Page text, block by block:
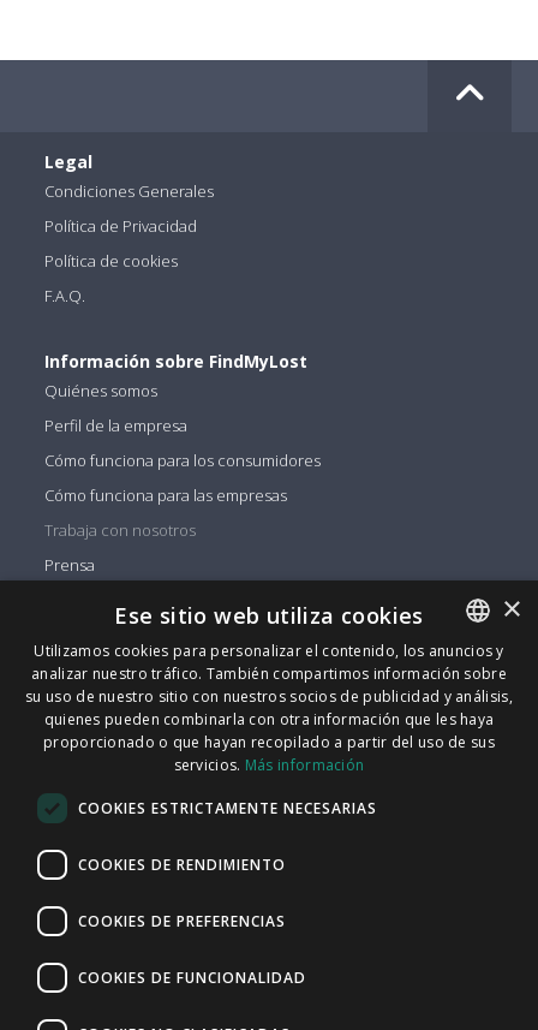
Legal
Condiciones Generales
Política de Privacidad
Política de cookies
F.A.Q.
Información sobre FindMyLost
Quiénes somos
Perfil de la empresa
Cómo funciona para los consumidores
Cómo funciona para las empresas
Trabaja con nosotros
Prensa
¿Necesita ayuda?
Contáctenos
Puede encontrarnos en
Facebook
Twitter
Linkedin
Instagram
FindMyLost S.r.l © 2026 | Todos los derechos reservados |
09405890964 iva | Via Arena 25 - 20123 Milán |
ENGLISH
ITALIAN
×
Ese sitio web utiliza cookies
Utilizamos cookies para personalizar el contenido, los anuncios y
analizar nuestro tráfico. También compartimos información sobre
su uso de nuestro sitio con nuestros socios de publicidad y análisis,
quienes pueden combinarla con otra información que les haya
proporcionado o que hayan recopilado a partir del uso de sus
servicios. Más información
COOKIES ESTRICTAMENTE NECESARIAS
COOKIES DE RENDIMIENTO
COOKIES DE PREFERENCIAS
COOKIES DE FUNCIONALIDAD